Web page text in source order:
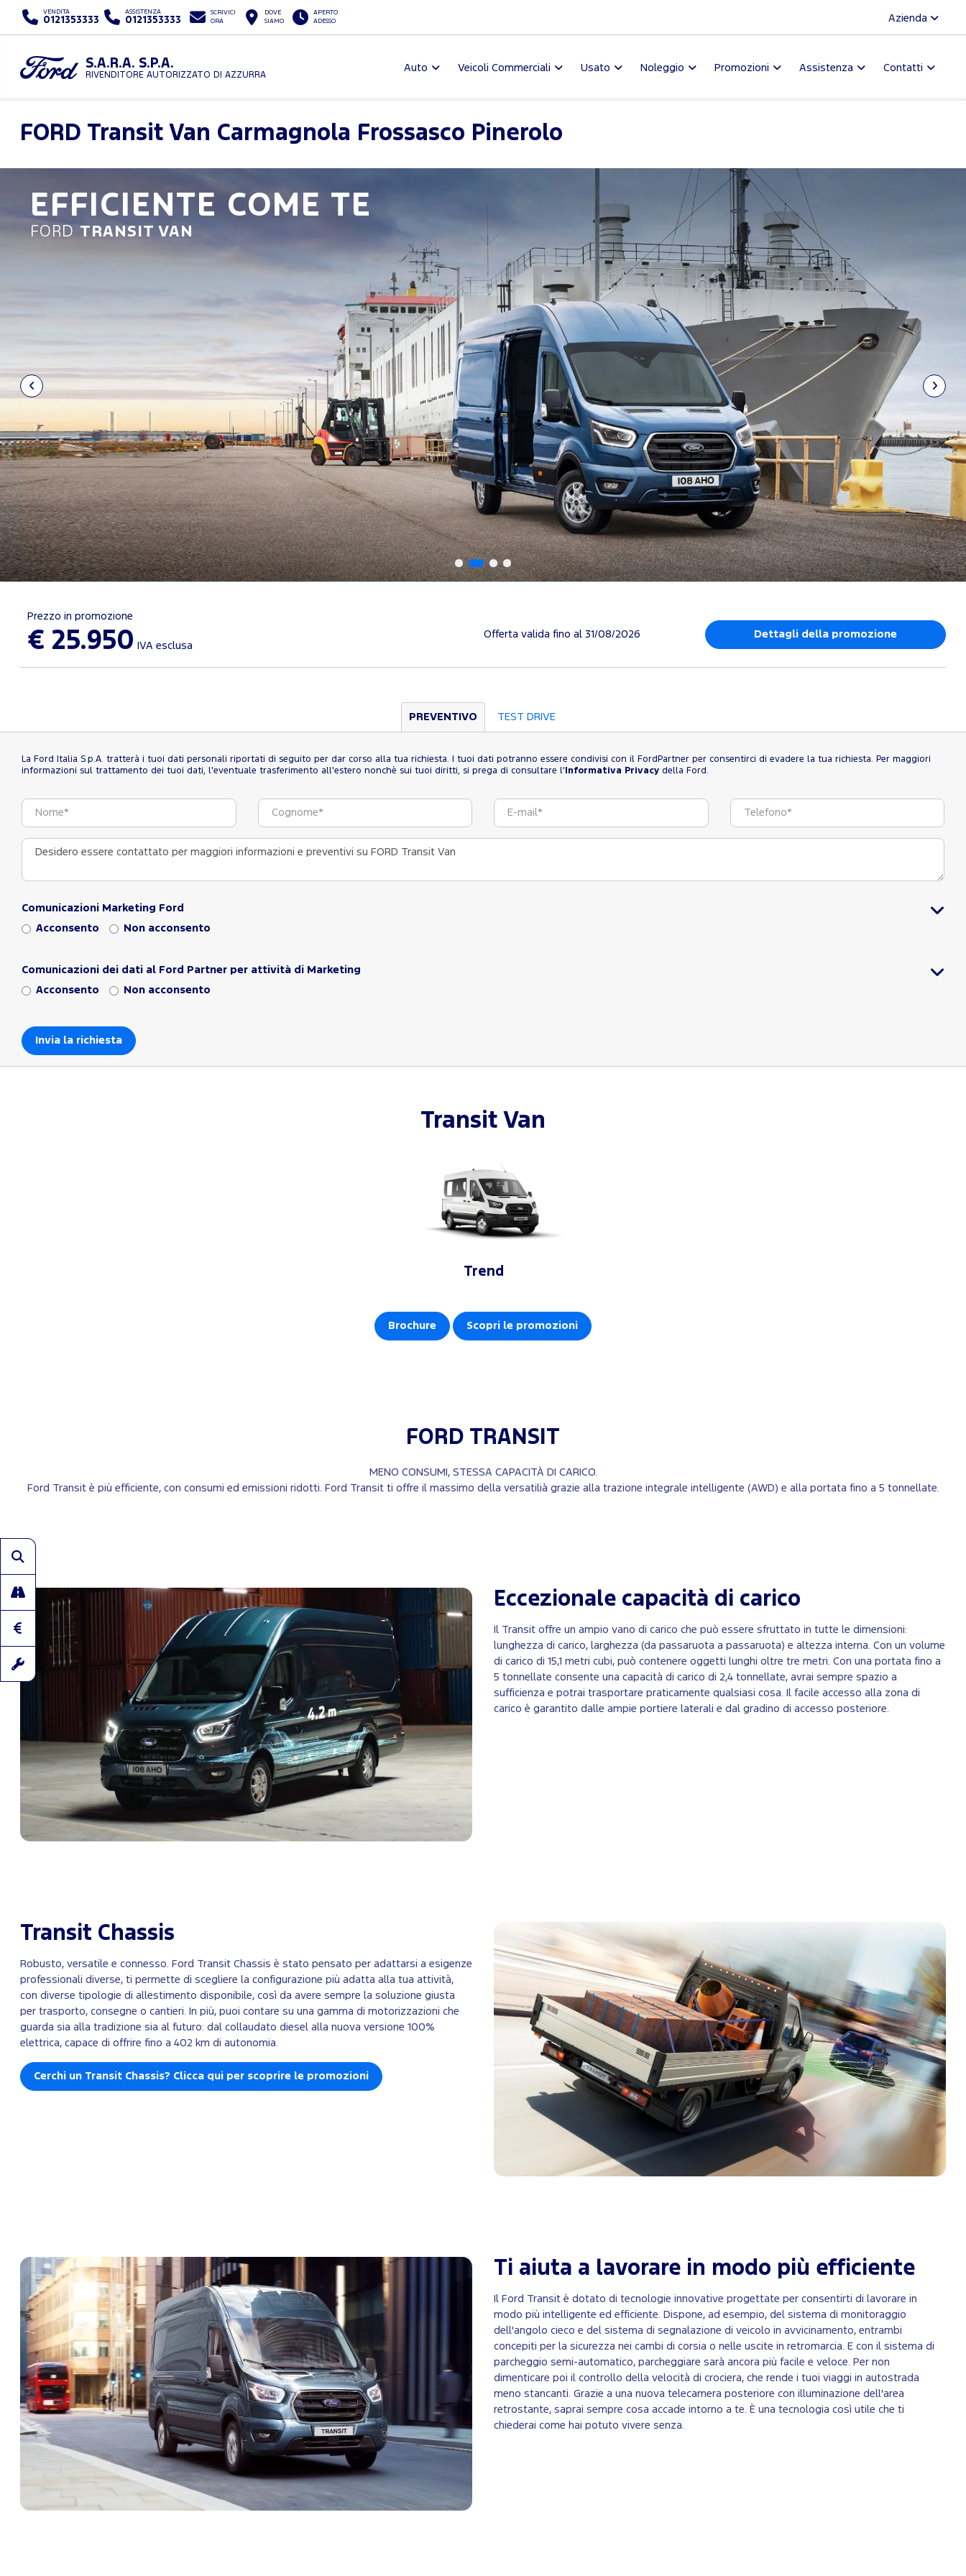
VENDITA
0121353333
ASSISTENZA
0121353333
SCRIVICI
ORA
DOVE
SIAMO
APERTO
ADESSO
Azienda
S.A.R.A. S.P.A.
RIVENDITORE AUTORIZZATO DI AZZURRA
Auto Veicoli Commerciali Usato Noleggio Promozioni Assistenza Contatti
FORD Transit Van Carmagnola Frossasco Pinerolo
EFFICIENTE COME TE
FORD TRANSIT VAN
Prezzo in promozione
€ 25.950 IVA esclusa
Offerta valida fino al 31/08/2026 Dettagli della promozione
PREVENTIVO TEST DRIVE
La Ford Italia S.p.A. tratterà i tuoi dati personali riportati di seguito per dar corso alla tua richiesta. I tuoi dati potranno essere condivisi con il FordPartner per consentirci di evadere la tua richiesta. Per maggiori
informazioni sul trattamento dei tuoi dati, l'eventuale trasferimento all'estero nonchè sui tuoi diritti, si prega di consultare l' Informativa Privacy della Ford.
Comunicazioni Marketing Ford
Acconsento Non acconsento
Comunicazioni dei dati al Ford Partner per attività di Marketing
Acconsento Non acconsento
Transit Van
Trend
Brochure Scopri le promozioni
FORD TRANSIT
MENO CONSUMI, STESSA CAPACITÀ DI CARICO.
Ford Transit è più efficiente, con consumi ed emissioni ridotti. Ford Transit ti offre il massimo della versatilià grazie alla trazione integrale intelligente (AWD) e alla portata fino a 5 tonnellate.
Eccezionale capacità di carico
Il Transit offre un ampio vano di carico che può essere sfruttato in tutte le dimensioni:
lunghezza di carico, larghezza (da passaruota a passaruota) e altezza interna. Con un volume
di carico di 15,1 metri cubi, può contenere oggetti lunghi oltre tre metri. Con una portata fino a
5 tonnellate consente una capacità di carico di 2,4 tonnellate, avrai sempre spazio a
sufficienza e potrai trasportare praticamente qualsiasi cosa. Il facile accesso alla zona di
carico è garantito dalle ampie portiere laterali e dal gradino di accesso posteriore.
Transit Chassis
Robusto, versatile e connesso. Ford Transit Chassis è stato pensato per adattarsi a esigenze
professionali diverse, ti permette di scegliere la configurazione più adatta alla tua attività,
con diverse tipologie di allestimento disponibile, così da avere sempre la soluzione giusta
per trasporto, consegne o cantieri. In più, puoi contare su una gamma di motorizzazioni che
guarda sia alla tradizione sia al futuro: dal collaudato diesel alla nuova versione 100%
elettrica, capace di offrire fino a 402 km di autonomia.
Cerchi un Transit Chassis? Clicca qui per scoprire le promozioni
Ti aiuta a lavorare in modo più efficiente
Il Ford Transit è dotato di tecnologie innovative progettate per consentirti di lavorare in
modo più intelligente ed efficiente. Dispone, ad esempio, del sistema di monitoraggio
dell'angolo cieco e del sistema di segnalazione di veicolo in avvicinamento, entrambi
concepiti per la sicurezza nei cambi di corsia o nelle uscite in retromarcia. E con il sistema di
parcheggio semi-automatico, parcheggiare sarà ancora più facile e veloce. Per non
dimenticare poi il controllo della velocità di crociera, che rende i tuoi viaggi in autostrada
meno stancanti. Grazie a una nuova telecamera posteriore con illuminazione dell'area
retrostante, saprai sempre cosa accade intorno a te. È una tecnologia così utile che ti
chiederai come hai potuto vivere senza.